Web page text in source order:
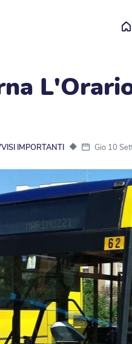
IMPORTANTI ◆ Gio 10